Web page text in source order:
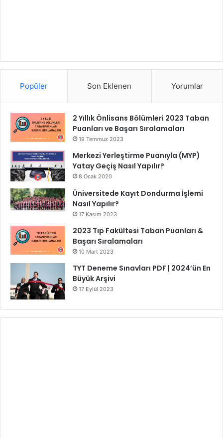
Popüler Son Eklenen Yorumlar
2 Yıllık Önlisans Bölümleri 2023 Taban
Puanları ve Başarı Sıralamaları
19 Temmuz 2023
Merkezi Yerleştirme Puanıyla (MYP)
Yatay Geçiş Nasıl Yapılır?
8 Ocak 2020
Üniversitede Kayıt Dondurma İşlemi
Nasıl Yapılır?
17 Kasım 2023
2023 Tıp Fakültesi Taban Puanları &
Başarı Sıralamaları
10 Mart 2023
TYT Deneme Sınavları PDF | 2024’ün En
Büyük Arşivi
17 Eylül 2023